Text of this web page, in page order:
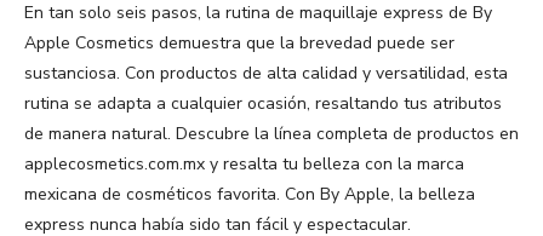
En tan solo seis pasos, la rutina de maquillaje express de By
Apple Cosmetics demuestra que la brevedad puede ser
sustanciosa. Con productos de alta calidad y versatilidad, esta
rutina se adapta a cualquier ocasión, resaltando tus atributos
de manera natural. Descubre la línea completa de productos en
applecosmetics.com.mx y resalta tu belleza con la marca
mexicana de cosméticos favorita. Con By Apple, la belleza
express nunca había sido tan fácil y espectacular.